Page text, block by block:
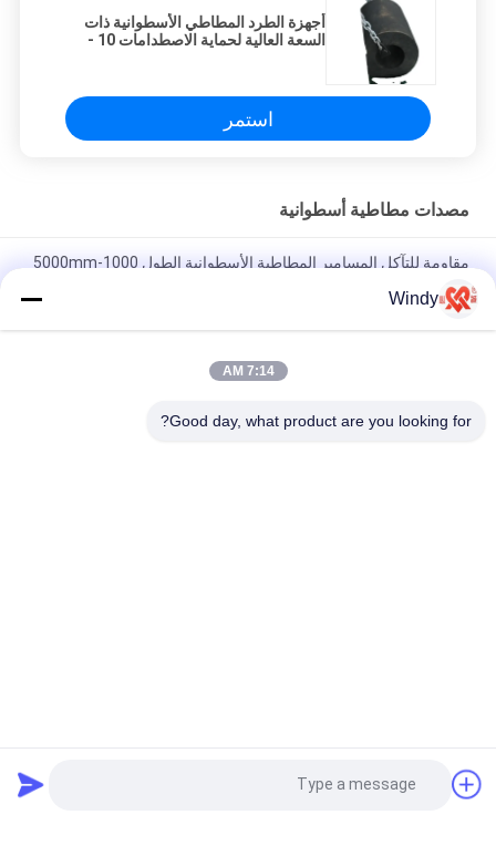
أجهزة الطرد المطاطي الأسطوانية ذات
السعة العالية لحماية الاصطدامات 10 -
استمر
مصدات مطاطية أسطوانية
مقاومة للتآكل المسامير المطاطية الأسطوانية الطول 1000-5000mm
قطر 100-2000mm مثالية في الموانئ البحرية ومصانع السفن
قوة الشد 10-30MPa مطاطية أسطوانية مع امتصاص الطاقة العالية
تضمن الوصول البحري وحماية السفينة من الأثر
الطاقة العالي مناسبة للقوارب الجرارة
د مصدات مطاطية
Windy
7:14 AM
Good day, what product are you looking for?